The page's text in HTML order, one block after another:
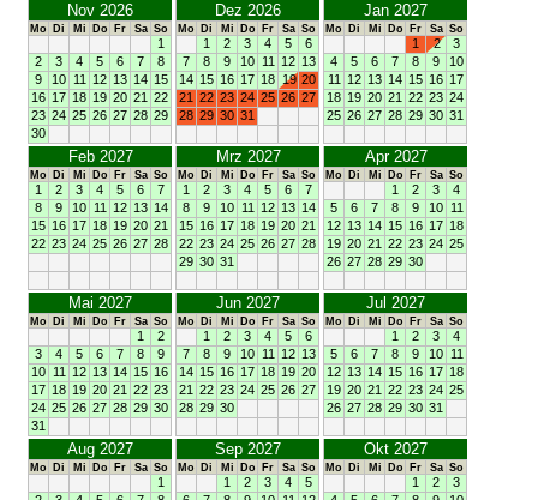
Nov 2026
Mo Di Mi Do Fr Sa So
1
2
3 4 5 6 7
8
9
10 11 12 13 14 15
16 17 18 19 20 21 22
23 24 25 26 27 28 29
30
Dez 2026
Mo Di Mi Do Fr Sa So
1 2 3 4 5
6
7
8 9 10 11 12 13
14 15 16 17 18 19 20
21 22 23 24 25 26 27
28 29 30 31
Jan 2027
Mo Di Mi Do Fr Sa So
1 2
3
4
5 6 7 8 9
10
11
12 13 14 15 16 17
18 19 20 21 22 23 24
25 26 27 28 29 30 31
Feb 2027
Mo Di Mi Do Fr Sa So
1 2 3 4 5 6
7
8
9 10 11 12 13 14
15 16 17 18 19 20 21
22 23 24 25 26 27 28
Mrz 2027
Mo Di Mi Do Fr Sa So
1 2 3 4 5 6
7
8
9 10 11 12 13 14
15 16 17 18 19 20 21
22 23 24 25 26 27 28
29 30 31
Apr 2027
Mo Di Mi Do Fr Sa So
1 2 3
4
5
6 7 8 9 10 11
12 13 14 15 16 17 18
19 20 21 22 23 24 25
26 27 28 29 30
Mai 2027
Mo Di Mi Do Fr Sa So
1
2
3
4 5 6 7 8
9
10 11 12 13 14 15 16
17 18 19 20 21 22 23
24 25 26 27 28 29 30
31
Jun 2027
Mo Di Mi Do Fr Sa So
1 2 3 4 5
6
7
8 9 10 11 12 13
14 15 16 17 18 19 20
21 22 23 24 25 26 27
28 29 30
Jul 2027
Mo Di Mi Do Fr Sa So
1 2 3
4
5
6 7 8 9 10 11
12 13 14 15 16 17 18
19 20 21 22 23 24 25
26 27 28 29 30 31
Aug 2027
Mo Di Mi Do Fr Sa So
1
Sep 2027
Mo Di Mi Do Fr Sa So
1 2 3 4
5
Okt 2027
Mo Di Mi Do Fr Sa So
1 2
3